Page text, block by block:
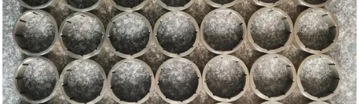
PRIVACY
POLICY